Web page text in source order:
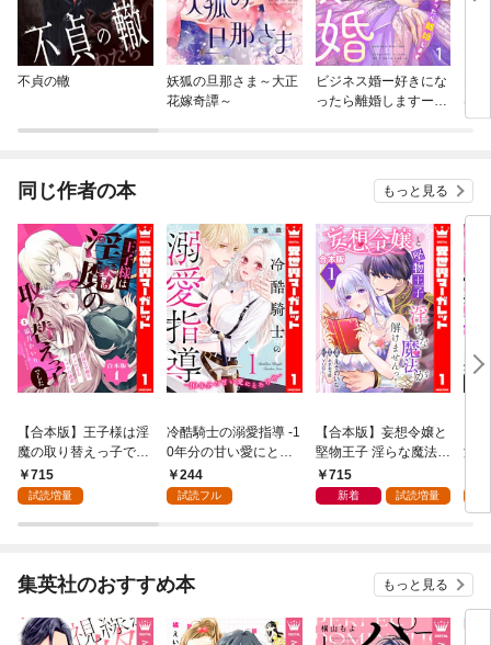
不貞の轍
妖狐の旦那さま～大正
花嫁奇譚～
ビジネス婚ー好きにな
ったら離婚しますー
は
で
同じ作者の本 もっと見る
【合本版】王子様は淫
魔の取り替えっ子でし
た 貞淑な令嬢をダメに
するニョロの誘惑 1
き】
715
試読増量
冷酷騎士の溺愛指導 -1
0年分の甘い愛にとろ
け中- 1
244
試読フル
【合本版】妄想令嬢と
堅物王子 淫らな魔法が
解けませんっ！ 1
715
新着 試読増量
溺
集英社のおすすめ本 もっと見る